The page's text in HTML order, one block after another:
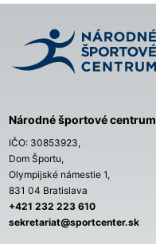
Národné športové centrum
IČO: 30853923,
Dom Športu,
Olympijské námestie 1,
831 04 Bratislava
+421 232 223 610
sekretariat@sportcenter.sk